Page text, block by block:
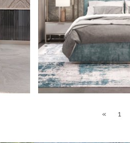
« 1